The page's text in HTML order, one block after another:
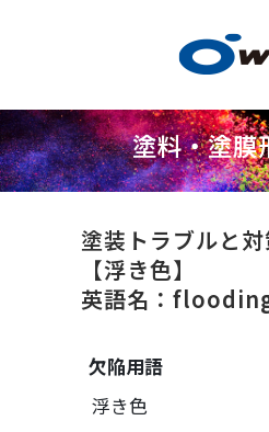
塗料・塗膜
塗装トラブルと対
【浮き色】
英語名：
欠陥用語
浮き色